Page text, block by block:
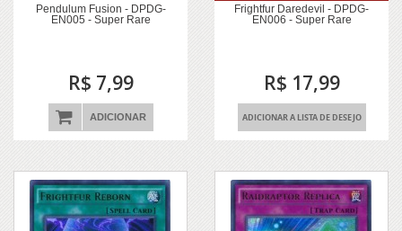
Pendulum Fusion - DPDG-
EN005 - Super Rare
R$ 7,99
ADICIONAR
Frightfur Daredevil - DPDG-
EN006 - Super Rare
R$ 17,99
ADICIONAR A LISTA DE DESEJO